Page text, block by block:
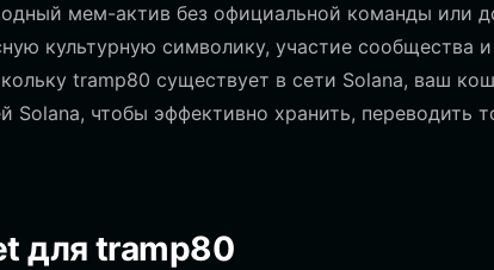
мем-актив без официальной команды или
культурную символику, участие сообщества
tramp80 существует в сети Solana, ваш
чтобы эффективно хранить, переводить
для tramp80